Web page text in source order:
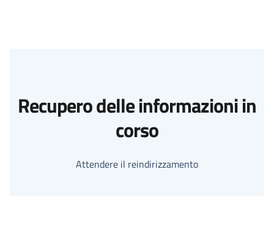
Recupero delle informazioni in
corso
Attendere il reindirizzamento